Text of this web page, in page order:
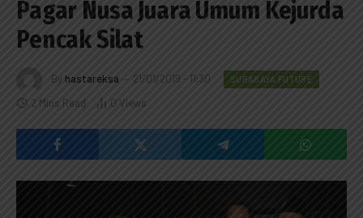
Pagar Nusa Juara Umum Kejurda
Pencak Silat
By hastareksa 21/01/2019 - 11:30 SURABAYA FUTURE
2 Mins Read 0 Views